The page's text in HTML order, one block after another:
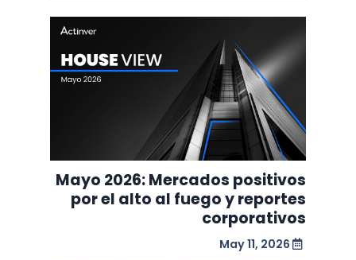
Mayo 2026: Mercados positivos
por el alto al fuego y reportes
corporativos
May 11, 2026